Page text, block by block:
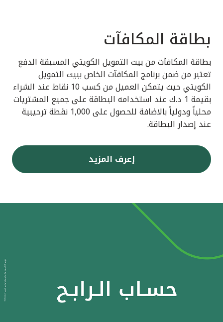
بطاقة المكافآت
بطاقة المكافآت من بيت التمويل الكويتي المسبقة الدفع
تعتبر من ضمن برنامج المكافآت الخاص ببيت التمويل
الكويتي حيث يتمكن العميل من كسب 10 نقاط عند الشراء
بقيمة 1 د.ك عند استخدامه البطاقة على جميع المشتريات
محلياً ودولياً بالاضافة للحصول على 1,000 نقطة ترحيبية
عند إصدار البطاقة.
إعرف المزيد